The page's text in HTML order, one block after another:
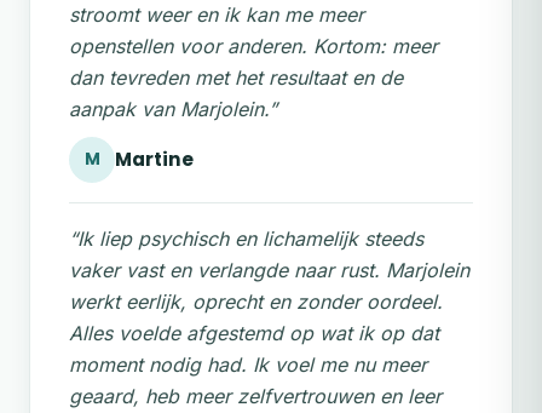
stroomt weer en ik kan me meer
openstellen voor anderen. Kortom: meer
dan tevreden met het resultaat en de
aanpak van Marjolein.”
M Martine
“Ik liep psychisch en lichamelijk steeds
vaker vast en verlangde naar rust. Marjolein
werkt eerlijk, oprecht en zonder oordeel.
Alles voelde afgestemd op wat ik op dat
moment nodig had. Ik voel me nu meer
geaard, heb meer zelfvertrouwen en leer